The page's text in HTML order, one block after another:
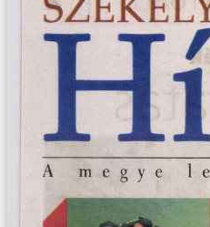
A m e g y l e